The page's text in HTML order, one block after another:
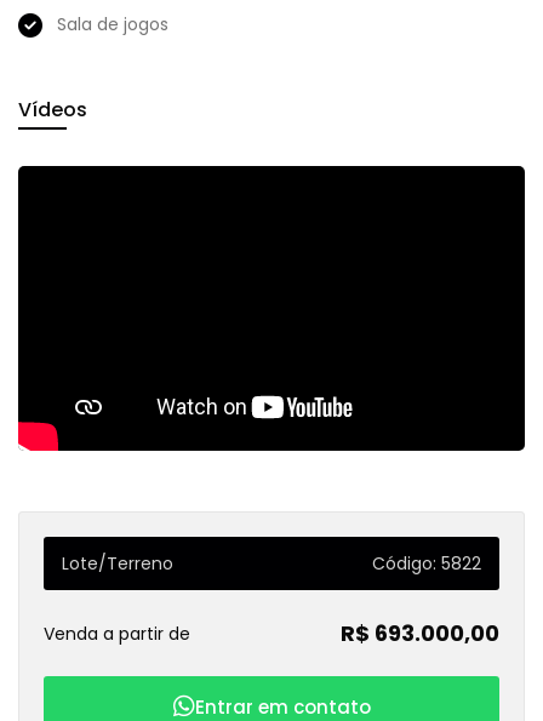
Sala de jogos
Vídeos
Lote/Terreno Código: 5822
Venda a partir de R$ 693.000,00
Entrar em contato